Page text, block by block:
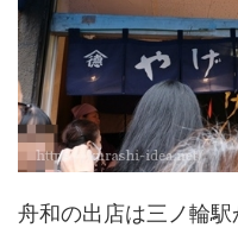
舟和の出店は三ノ輪